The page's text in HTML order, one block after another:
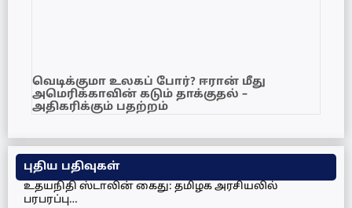
வெடிக்குமா உலகப் போர்? ஈரான் மீது
அமெரிக்காவின் கடும் தாக்குதல் –
அதிகரிக்கும் பதற்றம்
புதிய பதிவுகள்
உதயநிதி ஸ்டாலின் கைது: தமிழக அரசியலில்
பரபரப்பு…